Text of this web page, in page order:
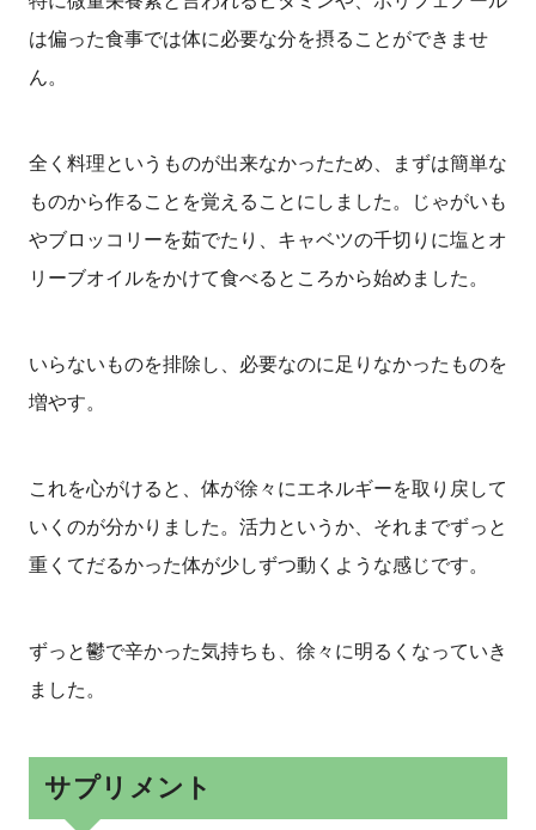
は偏った食事では体に必要な分を摂ることができませ
ん。
全く料理というものが出来なかったため、まずは簡単な
ものから作ることを覚えることにしました。じゃがいも
やブロッコリーを茹でたり、キャベツの千切りに塩とオ
リーブオイルをかけて食べるところから始めました。
いらないものを排除し、必要なのに足りなかったものを
増やす。
これを心がけると、体が徐々にエネルギーを取り戻して
いくのが分かりました。活力というか、それまでずっと
重くてだるかった体が少しずつ動くような感じです。
ずっと鬱で辛かった気持ちも、徐々に明るくなっていき
ました。
サプリメント